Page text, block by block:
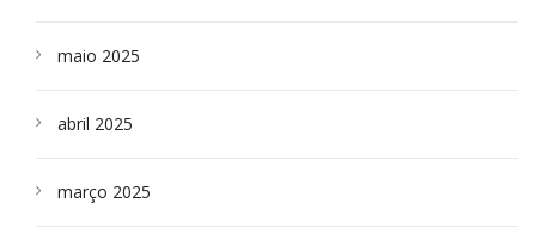
maio 2025
abril 2025
março 2025